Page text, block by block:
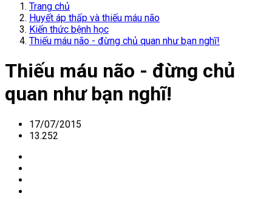
Trang chủ
Huyết áp thấp và thiếu máu não
Kiến thức bệnh học
Thiếu máu não - đừng chủ quan như bạn nghĩ!
Thiếu máu não - đừng chủ
quan như bạn nghĩ!
17/07/2015
13.252